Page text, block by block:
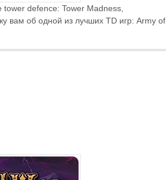
defence: Tower Madness,
вам об одной из лучших TD игр: Army of